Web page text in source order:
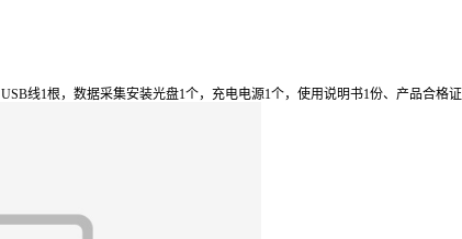
USB线1根，数据采集安装光盘1个，充电电源1个，使用说明书1份、产品合格证